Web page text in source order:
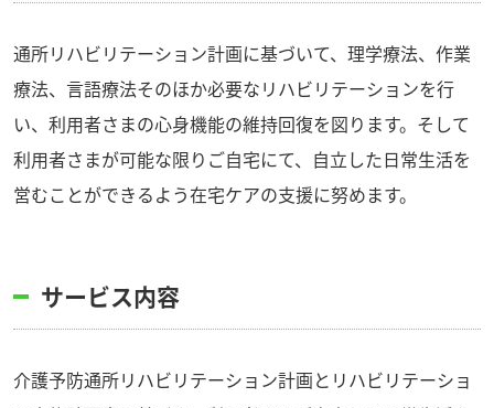
通所リハビリテーション計画に基づいて、理学療法、作業
療法、言語療法そのほか必要なリハビリテーションを行
い、利用者さまの心身機能の維持回復を図ります。そして
利用者さまが可能な限りご自宅にて、自立した日常生活を
営むことができるよう在宅ケアの支援に努めます。
サービス内容
介護予防通所リハビリテーション計画とリハビリテーショ